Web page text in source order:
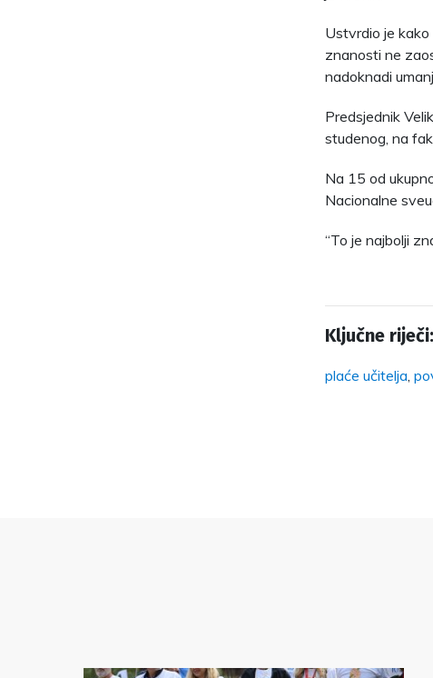
Ustvrdio je
znanosti ne
nadoknadi
Predsjednik
studenog, na
Na 15 od
Nacionalne
“To je najbolji
Ključne riječi:
plaće učitelja